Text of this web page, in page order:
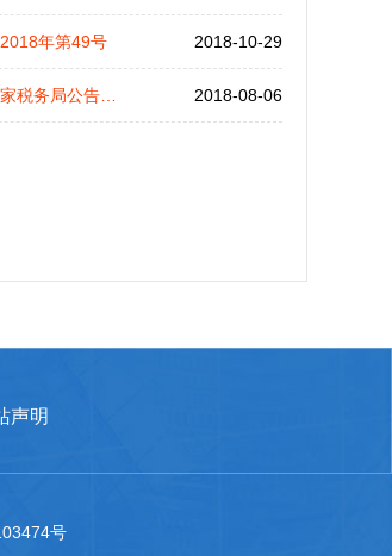
2018-10-29
年第49号
2018-08-06
声明
号